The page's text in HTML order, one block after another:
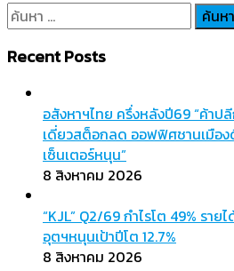
ค้นหา
สำหรับ:
Recent Posts
อสังหาฯไทย ครึ่งหลังปี69 “ค้าป
เดี่ยวสต็อกลด ออฟฟิศชานเมือ
เซ็นเตอร์หนุน”
8 สิงหาคม 2026
“KJL” Q2/69 กำไรโต 49% รา
อุตฯหนุนเป้าปีโต 12.7%
8 สิงหาคม 2026